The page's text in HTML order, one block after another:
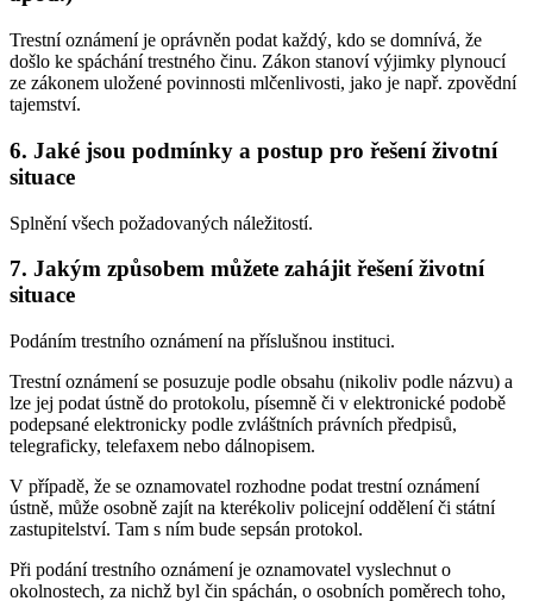
Trestní oznámení je oprávněn podat každý, kdo se domnívá, že
došlo ke spáchání trestného činu. Zákon stanoví výjimky plynoucí
ze zákonem uložené povinnosti mlčenlivosti, jako je např. zpovědní
tajemství.
6. Jaké jsou podmínky a postup pro řešení životní
situace
Splnění všech požadovaných náležitostí.
7. Jakým způsobem můžete zahájit řešení životní
situace
Podáním trestního oznámení na příslušnou instituci.
Trestní oznámení se posuzuje podle obsahu (nikoliv podle názvu) a
lze jej podat ústně do protokolu, písemně či v elektronické podobě
podepsané elektronicky podle zvláštních právních předpisů,
telegraficky, telefaxem nebo dálnopisem.
V případě, že se oznamovatel rozhodne podat trestní oznámení
ústně, může osobně zajít na kterékoliv policejní oddělení či státní
zastupitelství. Tam s ním bude sepsán protokol.
Při podání trestního oznámení je oznamovatel vyslechnut o
okolnostech, za nichž byl čin spáchán, o osobních poměrech toho,